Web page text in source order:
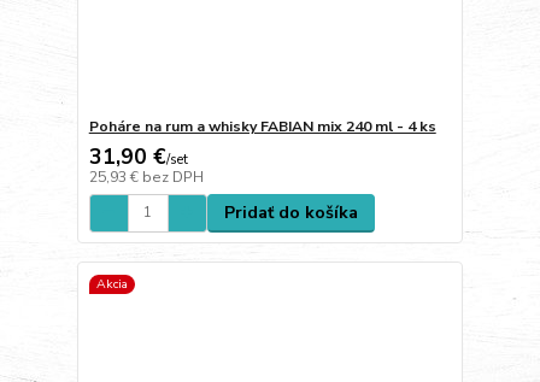
Poháre na rum a whisky FABIAN mix 240 ml - 4 ks
31,90 €/set
25,93 € bez DPH
Pridať do košíka
Akcia